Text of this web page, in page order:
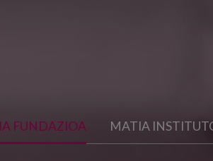
FUNDAZIOA MATIA